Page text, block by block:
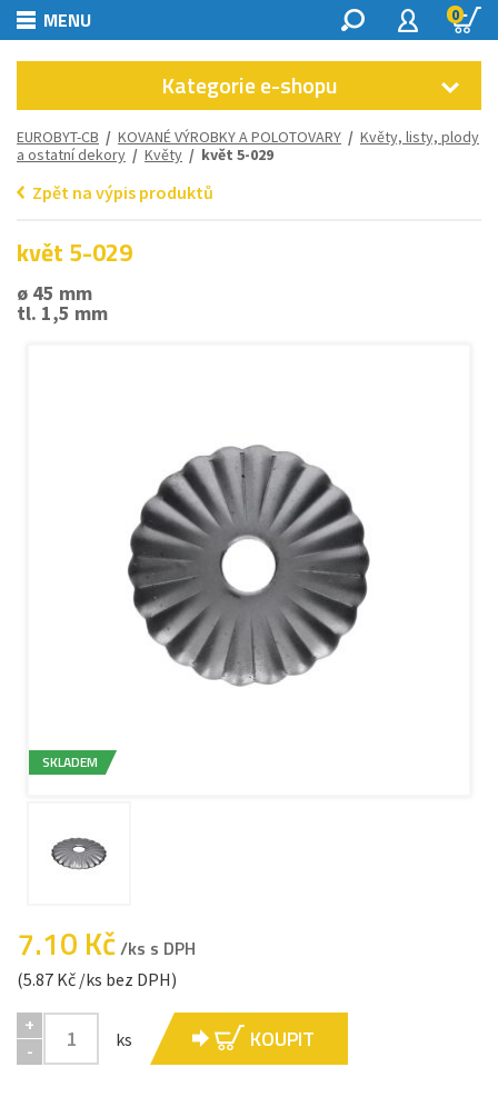
MENU 0
Kategorie e-shopu
EUROBYT-CB / KOVANÉ VÝROBKY A POLOTOVARY / Květy, listy, plody
a ostatní dekory / Květy / květ 5-029
Zpět na výpis produktů
květ 5-029
ø 45 mm
tl. 1,5 mm
SKLADEM
7.10 Kč/ks s DPH
(5.87 Kč /ks bez DPH)
+
-
ks KOUPIT